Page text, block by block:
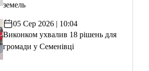
земель
05 Сер 2026 | 10:04
Виконком ухвалив 18 рішень для
громади у Семенівці